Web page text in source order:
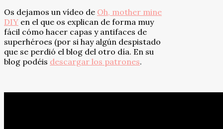
Os dejamos un vídeo de Oh, mother mine
DIY en el que os explican de forma muy
fácil cómo hacer capas y antifaces de
superhéroes (por si hay algún despistado
que se perdió el blog del otro día. En su
blog podéis descargar los patrones.